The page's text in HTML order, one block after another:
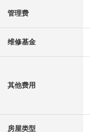
管理费
维修基金
其他费用
房屋类型